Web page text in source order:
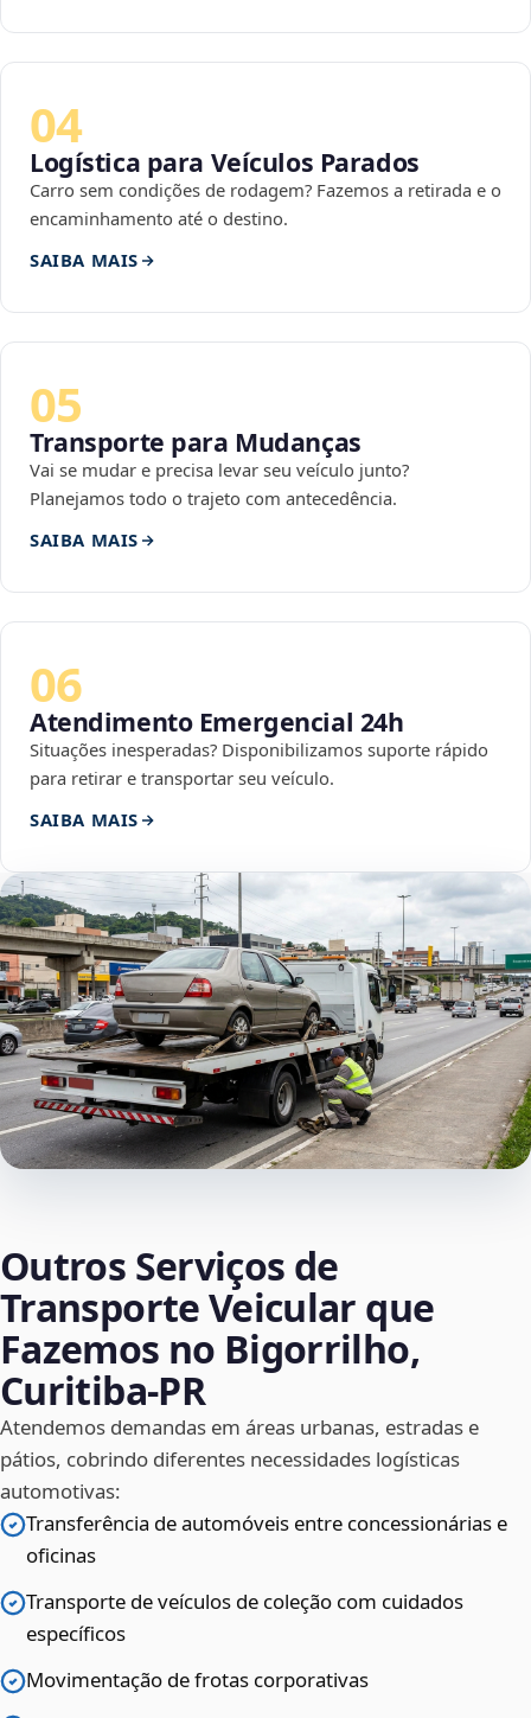
04
Logística para Veículos Parados
Carro sem condições de rodagem? Fazemos a retirada e o
encaminhamento até o destino.
SAIBA MAIS
05
Transporte para Mudanças
Vai se mudar e precisa levar seu veículo junto?
Planejamos todo o trajeto com antecedência.
SAIBA MAIS
06
Atendimento Emergencial 24h
Situações inesperadas? Disponibilizamos suporte rápido
para retirar e transportar seu veículo.
SAIBA MAIS
Outros Serviços de
Transporte Veicular que
Fazemos no Bigorrilho,
Curitiba‑PR
Atendemos demandas em áreas urbanas, estradas e
pátios, cobrindo diferentes necessidades logísticas
automotivas:
Transferência de automóveis entre concessionárias e
oficinas
Transporte de veículos de coleção com cuidados
específicos
Movimentação de frotas corporativas